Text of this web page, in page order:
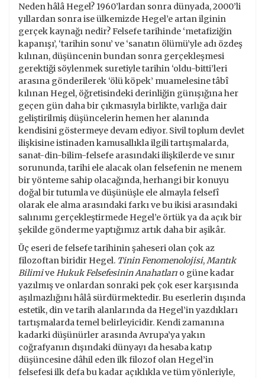
Neden hâlâ Hegel? 1960’lardan sonra dünyada, 2000’li
yıllardan sonra ise ülkemizde Hegel’e artan ilginin
gerçek kaynağı nedir? Felsefe tarihinde ‘metafiziğin
kapanışı’, ‘tarihin sonu’ ve ‘sanatın ölümü’yle adı özdeş
kılınan, düşüncenin bundan sonra gerçekleşmesi
gerektiği söylenmek suretiyle tarihin ‘oldu-bitti’leri
arasına gönderilerek ‘ölü köpek’ muamelesine tâbî
kılınan Hegel, öğretisindeki derinliğin günışığına her
geçen gün daha bir çıkmasıyla birlikte, varlığa dair
geliştirilmiş düşüncelerin hemen her alanında
kendisini göstermeye devam ediyor. Sivil toplum devlet
ilişkisine istinaden kamusallıkla ilgili tartışmalarda,
sanat-din-bilim-felsefe arasındaki ilişkilerde ve sınır
sorununda, tarihi ele alacak olan felsefenin ne menem
bir yönteme sahip olacağında, herhangi bir konuyu
doğal bir tutumla ve düşünüşle ele almayla felsefî
olarak ele alma arasındaki farkı ve bu ikisi arasındaki
salınımı gerçekleştirmede Hegel’e örtük ya da açık bir
şekilde gönderme yaptığımız artık daha bir aşikâr.
Üç eseri de felsefe tarihinin şaheseri olan çok az
filozoftan biridir Hegel. Tinin Fenomenolojisi,Mantık
BilimiveHukuk Felsefesinin Anahatları o güne kadar
yazılmış ve onlardan sonraki pek çok eser karşısında
aşılmazlığını hâlâ sürdürmektedir. Bu eserlerin dışında
estetik, din ve tarih alanlarında da Hegel’in yazdıkları
tartışmalarda temel belirleyicidir. Kendi zamanına
kadarki düşünürler arasında Avrupa’ya yakın
coğrafyanın dışındaki dünyayı da hesaba katıp
düşüncesine dâhil eden ilk filozof olan Hegel’in
felsefesi ilk defa bu kadar açıklıkla ve tüm yönleriyle,